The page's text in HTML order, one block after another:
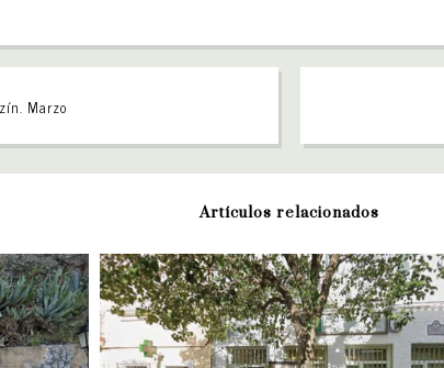
Marzo
Artículos relacionados